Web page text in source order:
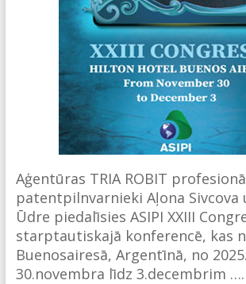
Aģentūras TRIA ROBIT
patentpilnvarnieki Aļona Sivcova
Ūdre piedalīsies ASIPI XXIII
starptautiskajā konferencē, kas
Buenosairesā, Argentīnā, no
30.novembra līdz 3.decembrim ….